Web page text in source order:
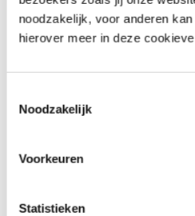
noodzakelijk, voor anderen
hierover meer in deze
Noodzakelijk
Voorkeuren
Statistieken